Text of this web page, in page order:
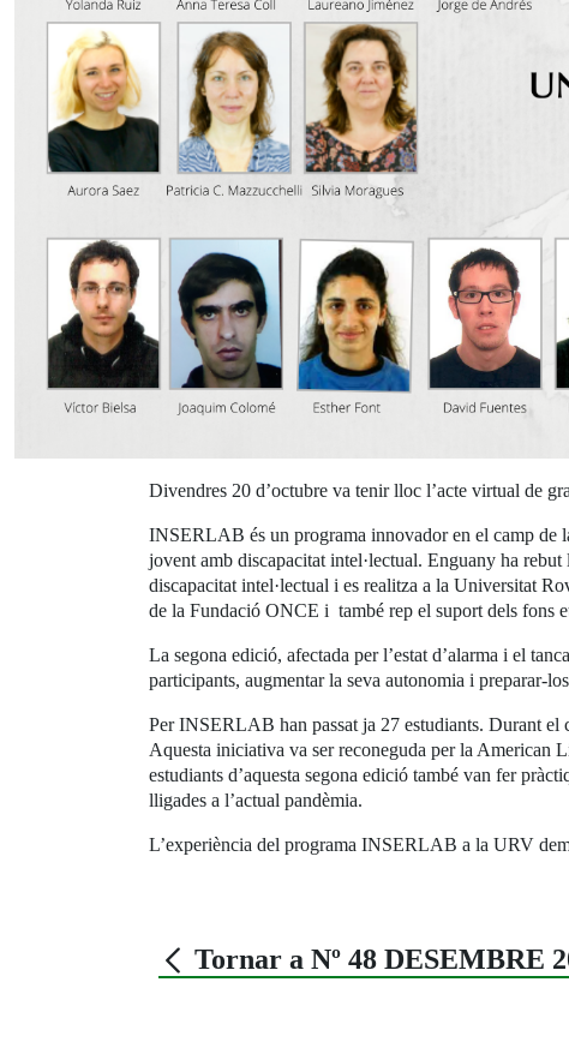
Divendres 20 d’octubre va tenir lloc l’acte virtual de
INSERLAB és un programa innovador en el camp de
jovent amb discapacitat intel·lectual. Enguany ha
discapacitat intel·lectual i es realitza a la Universitat
de la Fundació ONCE i també rep el suport dels fons
La segona edició, afectada per l’estat d’alarma i el
participants, augmentar la seva autonomia i preparar-
Per INSERLAB han passat ja 27 estudiants. Durant
Aquesta iniciativa va ser reconeguda per la American
estudiants d’aquesta segona edició també van fer
lligades a l’actual pandèmia.
L’experiència del programa INSERLAB a la URV
Tornar a Nº 48 DESEMBRE